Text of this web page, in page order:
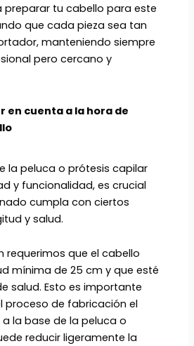
tu cabello para este
que cada pieza sea tan
manteniendo siempre
pero cercano y
en cuenta a la hora de
la peluca o prótesis capilar
y funcionalidad, es crucial
cumpla con ciertos
y salud.
requerimos que el cabello
mínima de 25 cm y que esté
salud. Esto es importante
proceso de fabricación el
la base de la peluca o
reducir ligeramente la